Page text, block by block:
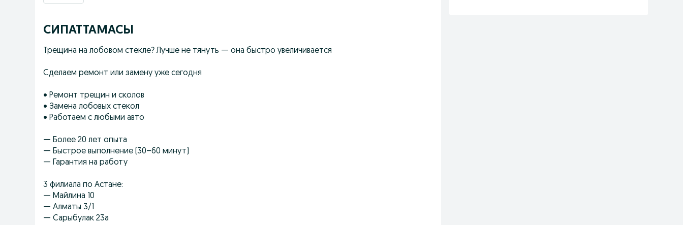
СИПАТТАМАСЫ
Трещина на лобовом стекле? Лучше не тянуть — она быстро увеличивается
Сделаем ремонт или замену уже сегодня
• Ремонт трещин и сколов
• Замена лобовых стекол
• Работаем с любыми авто
— Более 20 лет опыта
— Быстрое выполнение (30–60 минут)
— Гарантия на работу
3 филиала по Астане:
— Майлина 10
— Алматы 3/1
— Сарыбулак 23а